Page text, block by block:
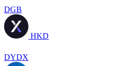
DGB
HKD
DYDX